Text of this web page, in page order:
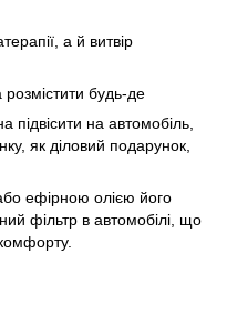
а й витвір
будь-де
підвісити на автомобіль,
як діловий подарунок,
ефірною олією його
фільтр в автомобілі, що